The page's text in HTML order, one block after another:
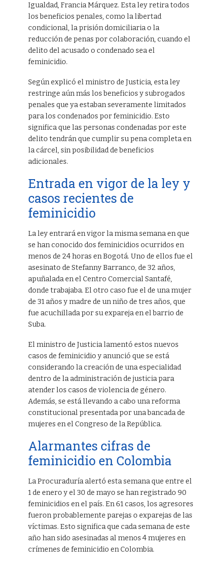
Igualdad, Francia Márquez. Esta ley retira todos
los beneficios penales, como la libertad
condicional, la prisión domiciliaria o la
reducción de penas por colaboración, cuando el
delito del acusado o condenado sea el
feminicidio.
Según explicó el ministro de Justicia, esta ley
restringe aún más los beneficios y subrogados
penales que ya estaban severamente limitados
para los condenados por feminicidio. Esto
significa que las personas condenadas por este
delito tendrán que cumplir su pena completa en
la cárcel, sin posibilidad de beneficios
adicionales.
Entrada en vigor de la ley y
casos recientes de
feminicidio
La ley entrará en vigor la misma semana en que
se han conocido dos feminicidios ocurridos en
menos de 24 horas en Bogotá. Uno de ellos fue el
asesinato de Stefanny Barranco, de 32 años,
apuñalada en el Centro Comercial Santafé,
donde trabajaba. El otro caso fue el de una mujer
de 31 años y madre de un niño de tres años, que
fue acuchillada por su expareja en el barrio de
Suba.
El ministro de Justicia lamentó estos nuevos
casos de feminicidio y anunció que se está
considerando la creación de una especialidad
dentro de la administración de justicia para
atender los casos de violencia de género.
Además, se está llevando a cabo una reforma
constitucional presentada por una bancada de
mujeres en el Congreso de la República.
Alarmantes cifras de
feminicidio en Colombia
La Procuraduría alertó esta semana que entre el
1 de enero y el 30 de mayo se han registrado 90
feminicidios en el país. En 61 casos, los agresores
fueron probablemente parejas o exparejas de las
víctimas. Esto significa que cada semana de este
año han sido asesinadas al menos 4 mujeres en
crímenes de feminicidio en Colombia.